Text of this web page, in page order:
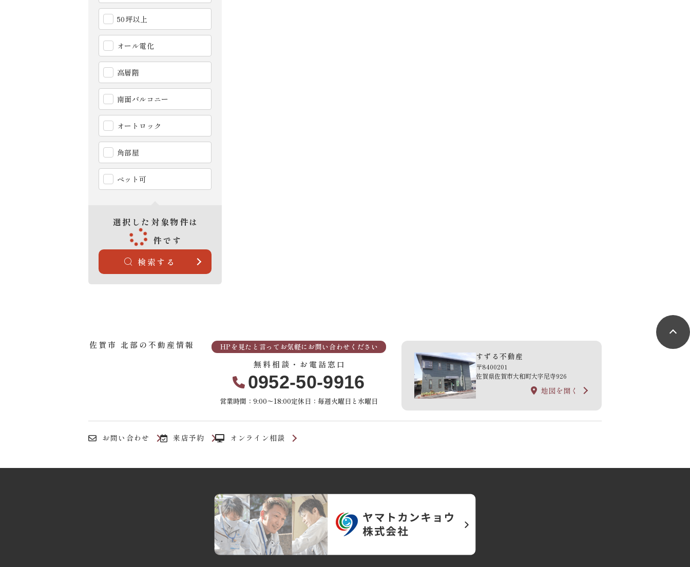
50坪以上
オール電化
高層階
南面バルコニー
オートロック
角部屋
ペット可
選択した対象物件は
件です
検索する
佐賀市 北部の不動産情報 HPを見たと言ってお気軽にお問い合わせください
無料相談・お電話窓口
0952-50-9916
営業時間：9:00〜18:00定休日：毎週火曜日と水曜日
すずる不動産
〒8400201
佐賀県佐賀市大和町大字尼寺926
地図を開く
お問い合わせ 来店予約 オンライン相談